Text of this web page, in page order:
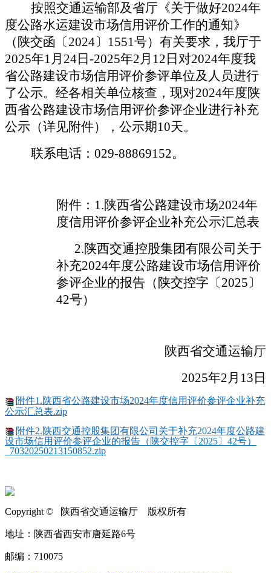
按照交通运输部及省厅《关于做好2024年
度公路水运建设市场信用评价工作的通知》
（陕交函〔2024〕 1551号）有关要求，我厅于
2025年1月 24日 -2025年2月 12 日对2024年度我
省公路建设市场信用评价参评单位及人员进行
了公示。经各相关单位核查，现对2024年度陕
西省公路建设市场信用评价参评企业进行补充
公示（详见附件），公示期10天。
联系电话： 029-88869152。
附件： 1.陕西省公路建设市场2024年
度信用评价参评企业补充公示汇总表
2.陕西交通控股集团有限公司关于
补充2024年度公路建设市场信用评价
参评企业的报告（陕交控字〔2025〕
42号）
陕西省交通运输厅
2025年2月 13 日
附件1.陕西省公路建设市场2024年度信用评价参评企业补充
公示汇总表.zip
附件2.陕西交通控股集团有限公司关于补充2024年度公路建
设市场信用评价参评企业的报告（陕交控字〔2025〕42号）
_70320250213150852.zip
Copyright © 陕西省交通运输厅 版权所有
地址：陕西省西安市唐延路6号
邮编：710075